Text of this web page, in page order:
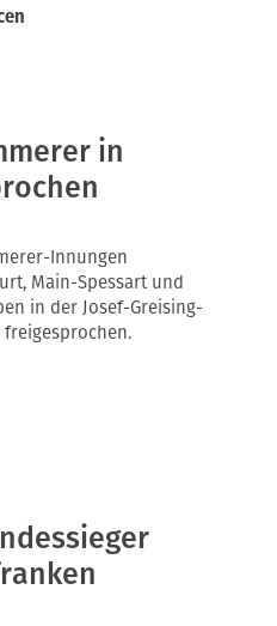
in
Innungen
Main-Spessart und
in der Josef-Greising-